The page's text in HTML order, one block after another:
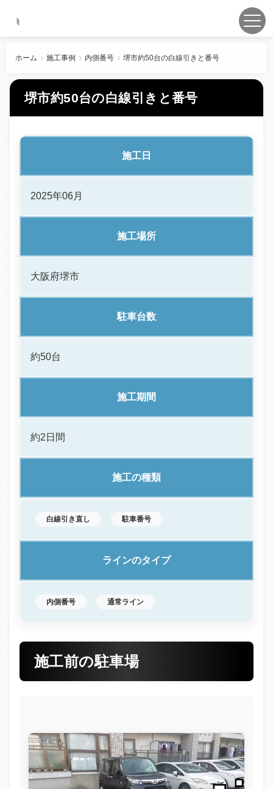
ホーム 施工事例 内側番号 堺市約50台の白線引きと番号
堺市約50台の白線引きと番号
施工日
2025年06月
施工場所
大阪府堺市
駐車台数
約50台
施工期間
約2日間
施工の種類
白線引き直し 駐車番号
ラインのタイプ
内側番号 通常ライン
施工前の駐車場